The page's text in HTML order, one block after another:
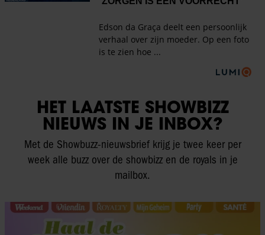
HET LAATSTE SHOWBIZZ
NIEUWS IN JE INBOX?
Met de Showbuzz-nieuwsbrief krijg je twee keer per
week alle buzz over de showbizz en de royals in je
mailbox.